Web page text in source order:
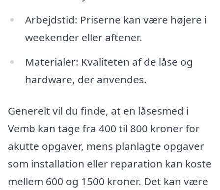
Arbejdstid: Priserne kan være højere i
weekender eller aftener.
Materialer: Kvaliteten af de låse og
hardware, der anvendes.
Generelt vil du finde, at en låsesmed i
Vemb kan tage fra 400 til 800 kroner for
akutte opgaver, mens planlagte opgaver
som installation eller reparation kan koste
mellem 600 og 1500 kroner. Det kan være